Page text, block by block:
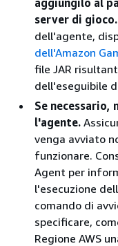
aggiungilo al
server di gioco.
dell'agente,
dell'Amazon
file JAR
dell'eseguibile
Se
l'agente.
venga avviato
funzionare.
Agent per
l'esecuzione
comando di
specificare,
Regione AWS